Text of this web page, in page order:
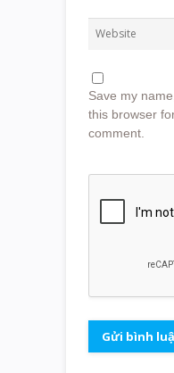
Save my
this browser
comment.